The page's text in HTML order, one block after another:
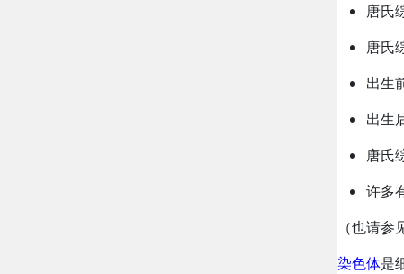
唐氏
唐氏
出生
出生
唐氏
许多
（也请参
染色体是